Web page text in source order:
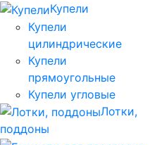
Купели
Купели
цилиндрические
Купели
прямоугольные
Купели угловые
Лотки,
поддоны